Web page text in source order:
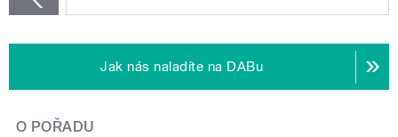
Jak nás naladíte na DABu
O POŘADU